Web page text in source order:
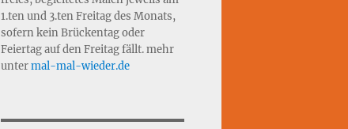
1.ten und 3.ten Freitag des Monats,
sofern kein Brückentag oder
Feiertag auf den Freitag fällt. mehr
untermal-mal-wieder.de